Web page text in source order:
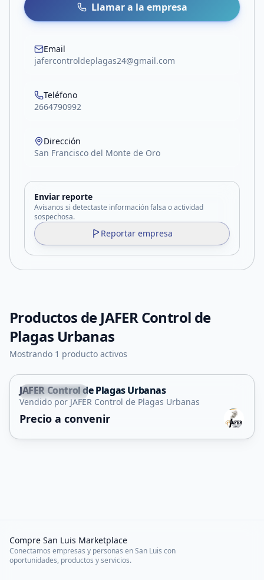
Llamar a la empresa
Email
jafercontroldeplagas24@gmail.com
Teléfono
2664790992
Dirección
San Francisco del Monte de Oro
Enviar reporte
Avisanos si detectaste información falsa o actividad
sospechosa.
Reportar empresa
Productos de JAFER Control de
Plagas Urbanas
Mostrando 1 producto activos
San Francisco
Servicio
JAFER Control de Plagas Urbanas
Vendido por JAFER Control de Plagas Urbanas
Precio a convenir
Compre San Luis Marketplace
Conectamos empresas y personas en San Luis con
oportunidades, productos y servicios.